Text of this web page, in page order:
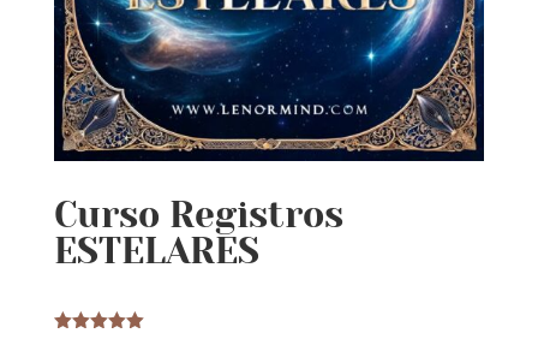
Curso Registros
ESTELARES